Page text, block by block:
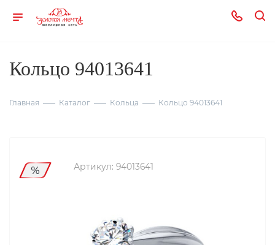
Кольцо 94013641
Главная Каталог Кольца Кольцо 94013641
Артикул: 94013641